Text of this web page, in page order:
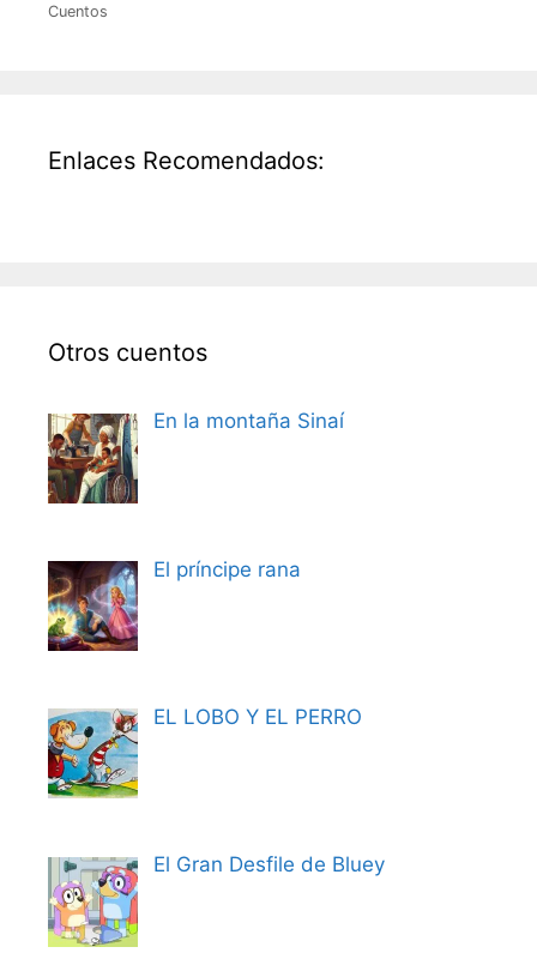
Cuentos
Enlaces Recomendados:
Otros cuentos
En la montaña Sinaí
El príncipe rana
EL LOBO Y EL PERRO
El Gran Desfile de Bluey